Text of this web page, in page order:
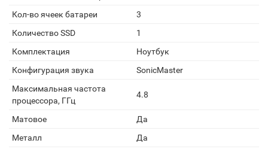
Кол-во ячеек батареи
3
Количество SSD
1
Комплектация
Ноутбук
Конфигурация звука
SonicMaster
Максимальная частота
процессора, ГГц
4.8
Матовое
Да
Металл
Да